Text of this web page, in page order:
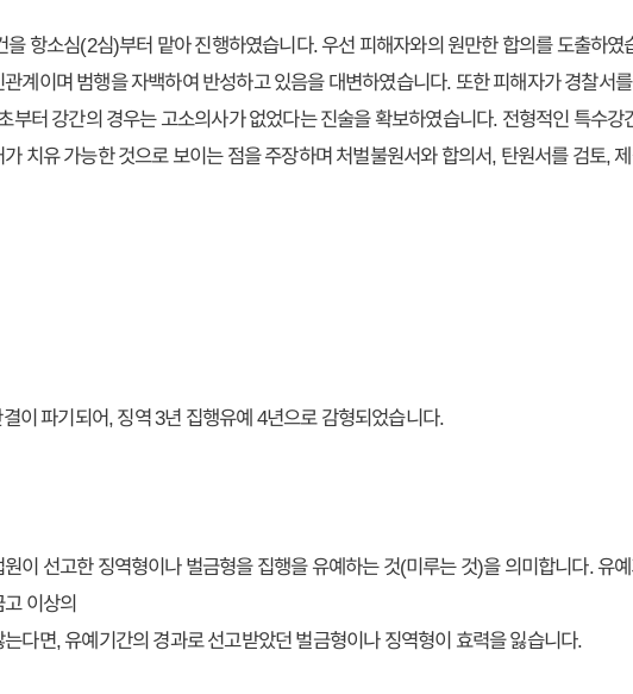
을 항소심(2심)부터 맡아 진행하였습니다. 우선 피해자와의 원만한 합의를 도출하였
계이며 범행을 자백하여 반성하고 있음을 대변하였습니다. 또한 피해자가 경찰서
부터 강간의 경우는 고소의사가 없었다는 진술을 확보하였습니다. 전형적인 특수강
치유 가능한 것으로 보이는 점을 주장하며 처벌불원서와 합의서, 탄원서를 검토,
이 파기되어, 징역 3년 집행유예 4년으로 감형되었습니다.
이 선고한 징역형이나 벌금형을 집행을 유예하는 것(미루는 것)을 의미합니다. 유
이상의
다면, 유예기간의 경과로 선고받았던 벌금형이나 징역형이 효력을 잃습니다.